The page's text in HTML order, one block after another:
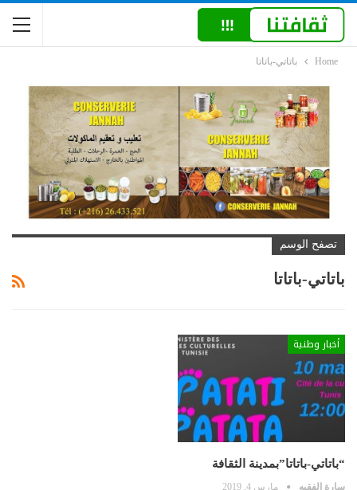
Home باتاتي-باتاتا
تصفح الوسم
باتاتي-باتاتا
أخبار وطنية
“باتاتي-باتاتا”بمدينة الثقافة
سارة الفقيه مارس 4, 2019